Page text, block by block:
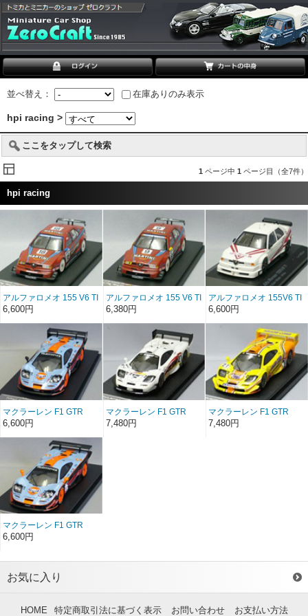
並べ替え： 在庫ありのみ表示
hpi racing >
ここをタップして検索
1 ページ中 1 ページ目（全7件）
hpi racing
アルファロメオ 155 V6 TI
No.18 1996 ITC
6,600円
アルファロメオ 155 V6 TI
No.9 1996 ITC
6,380円
アルファロメオ 155V6 TI
6,600円
マクラーレン F1 GTR
No.1 1997 鈴鹿
6,600円
マクラーレン F1 GTR
No.21 2000年 JGTC
7,480円
マクラーレン F1 GTR
No.21 2001年 JGTC
7,480円
マクラーレン F1 GTR
No.3 1997 鈴鹿
6,600円
お気に入り
HOME 特定商取引法に基づく表示 お問い合わせ お支払い方法